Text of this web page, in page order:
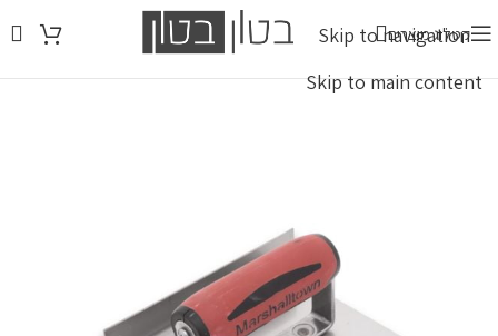
Skip to navigation
Skip to main content
איסוף עצמי: א-ה 8:00-16:00 | ו' 8:00-12:00 (להודיע שאתם בדרך)
קטלוג מוצרים